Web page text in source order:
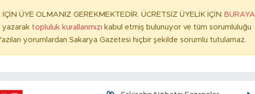
ÜYE OLMANIZ GEREKMEKTEDİR. ÜCRETSİZ ÜYELİK İÇİN BURAYA
yazarak topluluk kurallarımızı kabul etmiş bulunuyor ve tüm sorumluluğu
yorumlardan Sakarya Gazetesi hiçbir şekilde sorumlu tutulamaz.